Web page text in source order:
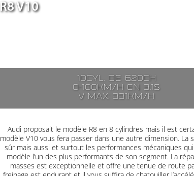
R8 V10
10cyl. de 620ch
0-100km/h en 3.1s
V max: 331km/h
Audi proposait le modèle R8 en 8 cylindres mais il est
modèle V10 vous fera passer dans une autre dimension. La
sûr mais aussi et surtout les performances mécaniques
modèle l’un des plus performants de son segment. La
masses est exceptionnelle et offre une tenue de route